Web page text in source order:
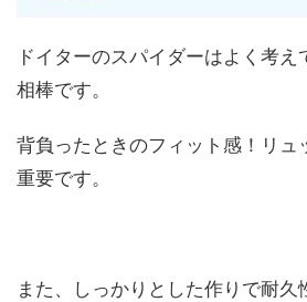
ドイターのスパイダーはよく考
相棒です。
背負ったときのフィット感！リュ
重要です。
また、しっかりとした作りで耐久